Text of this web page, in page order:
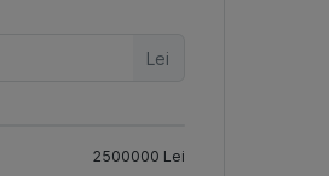
Lei
2500000 Lei